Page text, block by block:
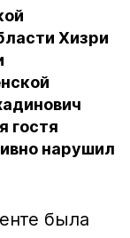
Хизри
гостя
нарушил
была